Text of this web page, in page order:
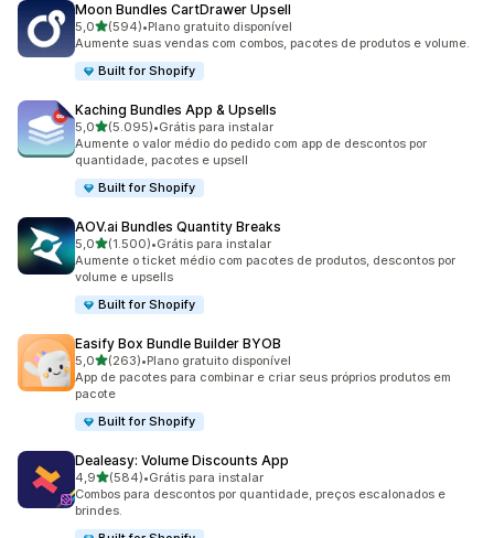
Moon Bundles CartDrawer Upsell
5,0de 5 estrelas
(594)
594 avaliações ao todo
•Plano gratuito disponível
Aumente suas vendas com combos, pacotes de produtos e volume.
Built for Shopify
Kaching Bundles App & Upsells
5,0de 5 estrelas
(5.095)
5095 avaliações ao todo
•Grátis para instalar
Aumente o valor médio do pedido com app de descontos por
quantidade, pacotes e upsell
Built for Shopify
AOV.ai Bundles Quantity Breaks
5,0de 5 estrelas
(1.500)
1500 avaliações ao todo
•Grátis para instalar
Aumente o ticket médio com pacotes de produtos, descontos por
volume e upsells
Built for Shopify
Easify Box Bundle Builder BYOB
5,0de 5 estrelas
(263)
263 avaliações ao todo
•Plano gratuito disponível
App de pacotes para combinar e criar seus próprios produtos em
pacote
Built for Shopify
Dealeasy: Volume Discounts App
4,9de 5 estrelas
(584)
584 avaliações ao todo
•Grátis para instalar
Combos para descontos por quantidade, preços escalonados e
brindes.